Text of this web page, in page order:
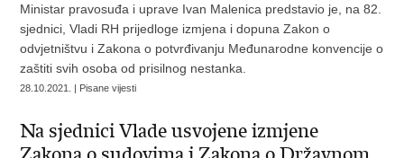
Ministar pravosuđa i uprave Ivan Malenica predstavio je, na 82.
sjednici, Vladi RH prijedloge izmjena i dopuna Zakon o
odvjetništvu i Zakona o potvrđivanju Međunarodne konvencije o
zaštiti svih osoba od prisilnog nestanka.
28.10.2021. | Pisane vijesti
Na sjednici Vlade usvojene izmjene